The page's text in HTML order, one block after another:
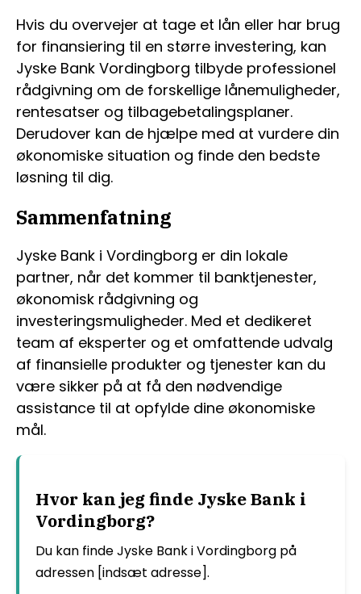
Hvis du overvejer at tage et lån eller har brug
for finansiering til en større investering, kan
Jyske Bank Vordingborg tilbyde professionel
rådgivning om de forskellige lånemuligheder,
rentesatser og tilbagebetalingsplaner.
Derudover kan de hjælpe med at vurdere din
økonomiske situation og finde den bedste
løsning til dig.
Sammenfatning
Jyske Bank i Vordingborg er din lokale
partner, når det kommer til banktjenester,
økonomisk rådgivning og
investeringsmuligheder. Med et dedikeret
team af eksperter og et omfattende udvalg
af finansielle produkter og tjenester kan du
være sikker på at få den nødvendige
assistance til at opfylde dine økonomiske
mål.
Hvor kan jeg finde Jyske Bank i
Vordingborg?
Du kan finde Jyske Bank i Vordingborg på
adressen [indsæt adresse].